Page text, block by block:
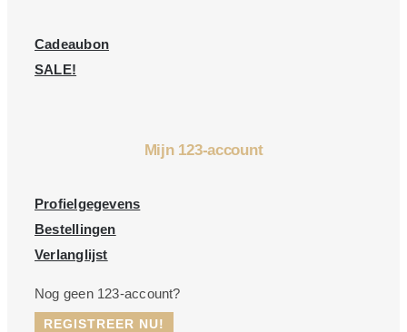
Cadeaubon
SALE!
Mijn 123-account
Profielgegevens
Bestellingen
Verlanglijst
Nog geen 123-account?
REGISTREER NU!